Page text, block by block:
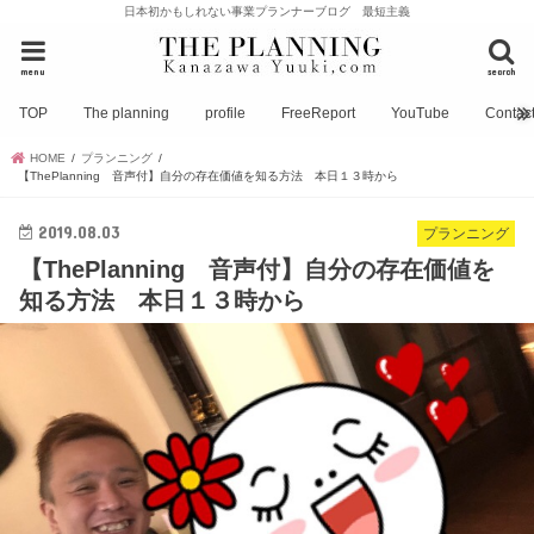
日本初かもしれない事業プランナーブログ 最短主義
search
menu
TOP The planning profile FreeReport YouTube
HOME
プランニング
【ThePlanning 音声付】自分の存在価値を知る方法 本日１３時から
プランニング
2019.08.03
【ThePlanning 音声付】自分の存在価値を
知る方法 本日１３時から